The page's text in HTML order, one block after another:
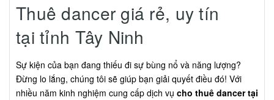
Thuê dancer giá rẻ, uy tín
tại tỉnh Tây Ninh
Sự kiện của bạn đang thiếu đi sự bùng nổ và năng lượng?
Đừng lo lắng, chúng tôi sẽ giúp bạn giải quyết điều đó! Với
nhiều năm kinh nghiệm cung cấp dịch vụ cho thuê dancer tại